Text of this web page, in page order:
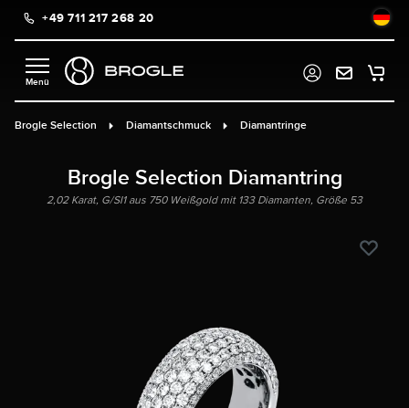
springen
+49 711 217 268 20
Brogle Selection Diamantschmuck Diamantringe
Brogle Selection Diamantring
2,02 Karat, G/SI1 aus 750 Weißgold mit 133 Diamanten, Größe 53